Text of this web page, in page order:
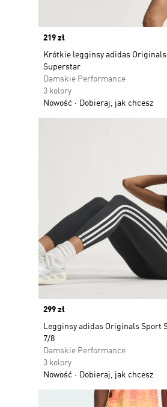
Price
219 zł
Krótkie legginsy adidas
Superstar
Damskie Performance
3 kolory
Nowość
Dobieraj, jak chcesz
Price
299 zł
Legginsy adidas Originals Sport
7/8
Damskie Performance
3 kolory
Nowość
Dobieraj, jak chcesz